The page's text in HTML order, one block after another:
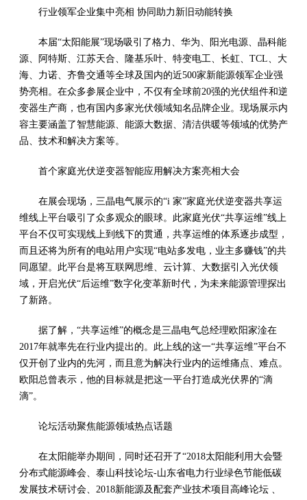
行业领军企业集中亮相 协同助力新旧动能转换
本届“太阳能展”现场吸引了格力、华为、阳光电源、晶科能
源、阿特斯、江苏天合、隆基乐叶、特变电工、长虹、TCL、大
海、力诺、齐鲁交通等全球及国内的近500家新能源领军企业强
势亮相。在众多参展企业中，不仅有全球前20强的光伏组件和逆
变器生产商，也有国内多家光伏领域知名品牌企业。现场展示内
容主要涵盖了智慧能源、能源大数据、清洁供暖等领域的优势产
品、技术和解决方案等。
首个家庭光伏逆变器智能应用解决方案亮相大会
在展会现场，三晶电气展示的“i 家”家庭光伏逆变器共享运
维线上平台吸引了众多观众的眼球。此家庭光伏“共享运维”线上
平台不仅可实现线上到线下的贯通，共享运维的体系逐步成型，
而且还将为所有的电站用户实现“电站多发电，业主多赚钱”的共
同愿望。此平台是将互联网思维、云计算、大数据引入光伏领
域，开启光伏“后运维”数字化变革新时代，为未来能源管理探出
了新路。
据了解，“共享运维”的概念是三晶电气总经理欧阳家淦在
2017年就率先在行业内提出的。此上线的这一“共享运维”平台不
仅开创了业内的先河，而且意为解决行业内的运维痛点、难点。
欧阳总曾表示，他的目标就是把这一平台打造成光伏界的“滴
滴”。
论坛活动聚焦能源领域热点话题
在太阳能举办期间，同时还召开了“2018太阳能利用大会暨
分布式能源峰会、泰山科技论坛-山东省电力行业绿色节能低碳
发展技术研讨会、2018新能源及配套产业技术项目高峰论坛 、